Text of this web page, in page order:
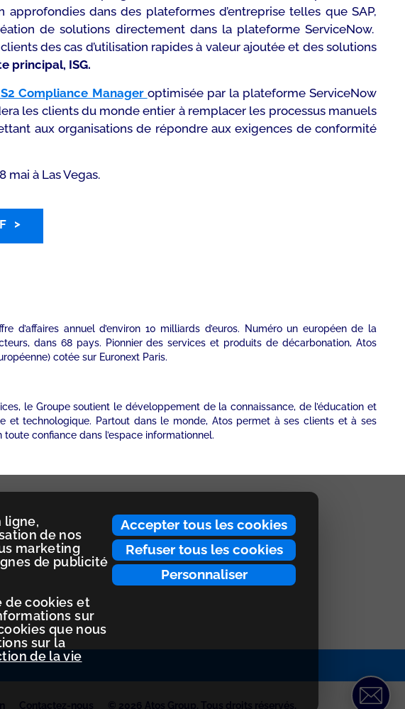
Accepter tous les cookies
Refuser tous les cookies
Personnaliser
ligne,
de nos
marketing
de publicité
de cookies et
sur
que nous
sur la
de la vie
dans des plateformes d’entreprise telles que SAP,
de solutions directement dans la plateforme ServiceNow.
des cas d’utilisation rapides à valeur ajoutée et des solutions
principal, ISG.
Compliance Manager optimisée par la plateforme ServiceNow
les clients du monde entier à remplacer les processus manuels
aux organisations de répondre aux exigences de conformité
mai à Las Vegas.
annuel d’environ 10 milliards d’euros. Numéro un européen de la
dans 68 pays. Pionnier des services et produits de décarbonation, Atos
cotée sur Euronext Paris.
le Groupe soutient le développement de la connaissance, de l’éducation et
et technologique. Partout dans le monde, Atos permet à ses clients et à ses
confiance dans l’espace informationnel.
Contactez-nous © 2026 Atos Group. Tous droits réservés.